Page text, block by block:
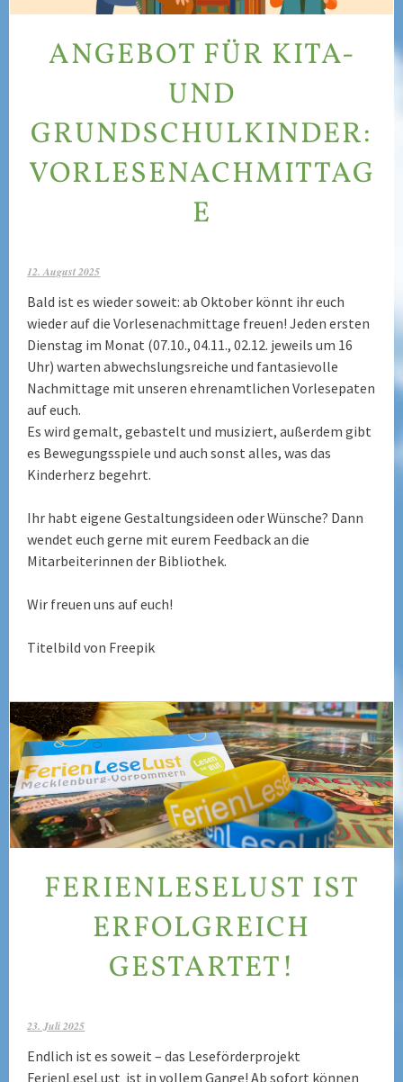
ANGEBOT FÜR KITA-
UND
GRUNDSCHULKINDER:
VORLESENACHMITTAG
E
12. August 2025
Bald ist es wieder soweit: ab Oktober könnt ihr euch
wieder auf die Vorlesenachmittage freuen! Jeden ersten
Dienstag im Monat (07.10., 04.11., 02.12. jeweils um 16
Uhr) warten abwechslungsreiche und fantasievolle
Nachmittage mit unseren ehrenamtlichen Vorlesepaten
auf euch.
Es wird gemalt, gebastelt und musiziert, außerdem gibt
es Bewegungsspiele und auch sonst alles, was das
Kinderherz begehrt.
Ihr habt eigene Gestaltungsideen oder Wünsche? Dann
wendet euch gerne mit eurem Feedback an die
Mitarbeiterinnen der Bibliothek.
Wir freuen uns auf euch!
Titelbild von Freepik
FERIENLESELUST IST
ERFOLGREICH
GESTARTET!
23. Juli 2025
Endlich ist es soweit – das Leseförderprojekt
FerienLeseLust ist in vollem Gange! Ab sofort können